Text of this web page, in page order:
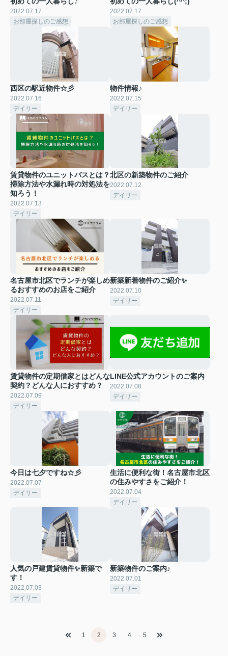
2022.07.17
お部屋探しのご感想
2022.07.17
お部屋探しのご感想
西区の駅近物件☆彡
2022.07.16
デイリー
物件情報♪
2022.07.15
デイリー
賃貸物件のユニットバスとは？
掃除方法や水漏れ時の対処法を
知ろう！
2022.07.13
デイリー
北区の新築物件のご紹介
2022.07.12
デイリー
名古屋市北区でランチが楽しめ
るおすすめのお店をご紹介
2022.07.11
デイリー
新築新着物件のご紹介✨
2022.07.10
デイリー
賃貸物件の定期借家とはどんな
契約？どんな人におすすめ？
2022.07.09
デイリー
LINE公式アカウントのご案内
2022.07.08
デイリー
今日は七夕ですね☆彡
2022.07.07
デイリー
生活に便利な街！名古屋市北区
の住みやすさをご紹介！
2022.07.04
デイリー
人気の戸建賃貸物件✨新築で
す！
2022.07.03
デイリー
新築物件のご案内♪
2022.07.01
デイリー
1 2 3 4 5